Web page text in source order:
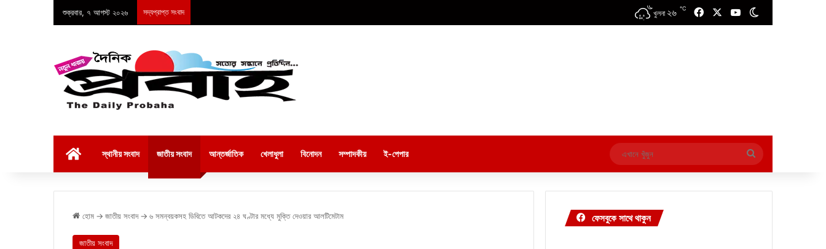
শুক্রবার, ৭ আগস্ট ২০২৬ সদ্যপ্রাপ্ত সংবাদ খুলনা ২৬ ℃ FacebookYouTube
স্থানীয় সংবাদ জাতীয় সংবাদ আন্তর্জাতিক খেলাধুলা বিনোদন সম্পাদকীয় ই-পেপার
এখানে
খুঁজুন
হোম → জাতীয় সংবাদ → ৬ সমন্বয়কসহ ডিবিতে আটকদের ২৪ ঘণ্টার মধ্যে মুক্তি দেওয়ার আলটিমেটাম
জাতীয় সংবাদ
ফেসবুকে সাথে থাকুন